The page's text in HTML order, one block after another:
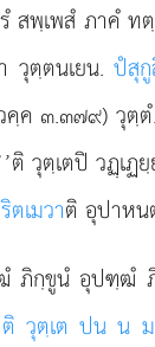
สพฺเพสํ ภาคํ ท
วุตฺตนเยน.ปํสุ
คฺค ๓.๓๗๙) วุ
วุตฺเตปิ วฏฺเ
ตเมวาติ อุปาหน
กฺขูนํ อุปฑฺฒํ
ติ วุตฺเต ปน น